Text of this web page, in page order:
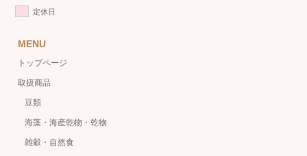
定休日
MENU
トップページ
取扱商品
豆類
海藻・海産乾物・乾物
雑穀・自然食